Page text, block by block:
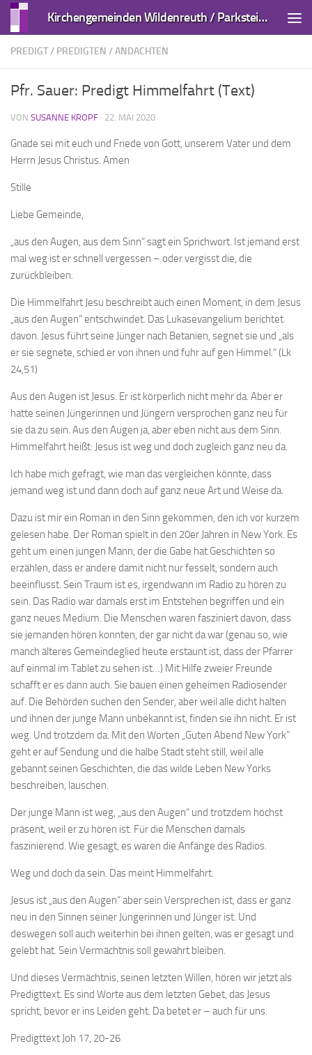
Zum Inhalt springen Kirchengemeinden Wildenreuth / Parkstein und Kirchendemenreuth
PREDIGT/ PREDIGTEN / ANDACHTEN
Pfr. Sauer: Predigt Himmelfahrt (Text)
VON SUSANNE KROPF · 22. MAI 2020
Gnade sei mit euch und Friede von Gott, unserem Vater und dem
Herrn Jesus Christus. Amen
Stille
Liebe Gemeinde,
„aus den Augen, aus dem Sinn“ sagt ein Sprichwort. Ist jemand erst
mal weg ist er schnell vergessen – oder vergisst die, die
zurückbleiben.
Die Himmelfahrt Jesu beschreibt auch einen Moment, in dem Jesus
„aus den Augen“ entschwindet. Das Lukasevangelium berichtet
davon. Jesus führt seine Jünger nach Betanien, segnet sie und „als
er sie segnete, schied er von ihnen und fuhr auf gen Himmel.“ (Lk
24,51)
Aus den Augen ist Jesus. Er ist körperlich nicht mehr da. Aber er
hatte seinen Jüngerinnen und Jüngern versprochen ganz neu für
sie da zu sein. Aus den Augen ja, aber eben nicht aus dem Sinn.
Himmelfahrt heißt: Jesus ist weg und doch zugleich ganz neu da.
Ich habe mich gefragt, wie man das vergleichen könnte, dass
jemand weg ist und dann doch auf ganz neue Art und Weise da.
Dazu ist mir ein Roman in den Sinn gekommen, den ich vor kurzem
gelesen habe. Der Roman spielt in den 20er Jahren in New York. Es
geht um einen jungen Mann, der die Gabe hat Geschichten so
erzählen, dass er andere damit nicht nur fesselt, sondern auch
beeinflusst. Sein Traum ist es, irgendwann im Radio zu hören zu
sein. Das Radio war damals erst im Entstehen begriffen und ein
ganz neues Medium. Die Menschen waren fasziniert davon, dass
sie jemanden hören konnten, der gar nicht da war (genau so, wie
manch älteres Gemeindeglied heute erstaunt ist, dass der Pfarrer
auf einmal im Tablet zu sehen ist…) Mit Hilfe zweier Freunde
schafft er es dann auch. Sie bauen einen geheimen Radiosender
auf. Die Behörden suchen den Sender, aber weil alle dicht halten
und ihnen der junge Mann unbekannt ist, finden sie ihn nicht. Er ist
weg. Und trotzdem da. Mit den Worten „Guten Abend New York“
geht er auf Sendung und die halbe Stadt steht still, weil alle
gebannt seinen Geschichten, die das wilde Leben New Yorks
beschreiben, lauschen.
Der junge Mann ist weg, „aus den Augen“ und trotzdem höchst
präsent, weil er zu hören ist. Für die Menschen damals
faszinierend. Wie gesagt, es waren die Anfänge des Radios.
Weg und doch da sein. Das meint Himmelfahrt.
Jesus ist „aus den Augen“ aber sein Versprechen ist, dass er ganz
neu in den Sinnen seiner Jüngerinnen und Jünger ist. Und
deswegen soll auch weiterhin bei ihnen gelten, was er gesagt und
gelebt hat. Sein Vermächtnis soll gewahrt bleiben.
Und dieses Vermächtnis, seinen letzten Willen, hören wir jetzt als
Predigttext. Es sind Worte aus dem letzten Gebet, das Jesus
spricht, bevor er ins Leiden geht. Da betet er – auch für uns.
Predigttext Joh 17, 20-26